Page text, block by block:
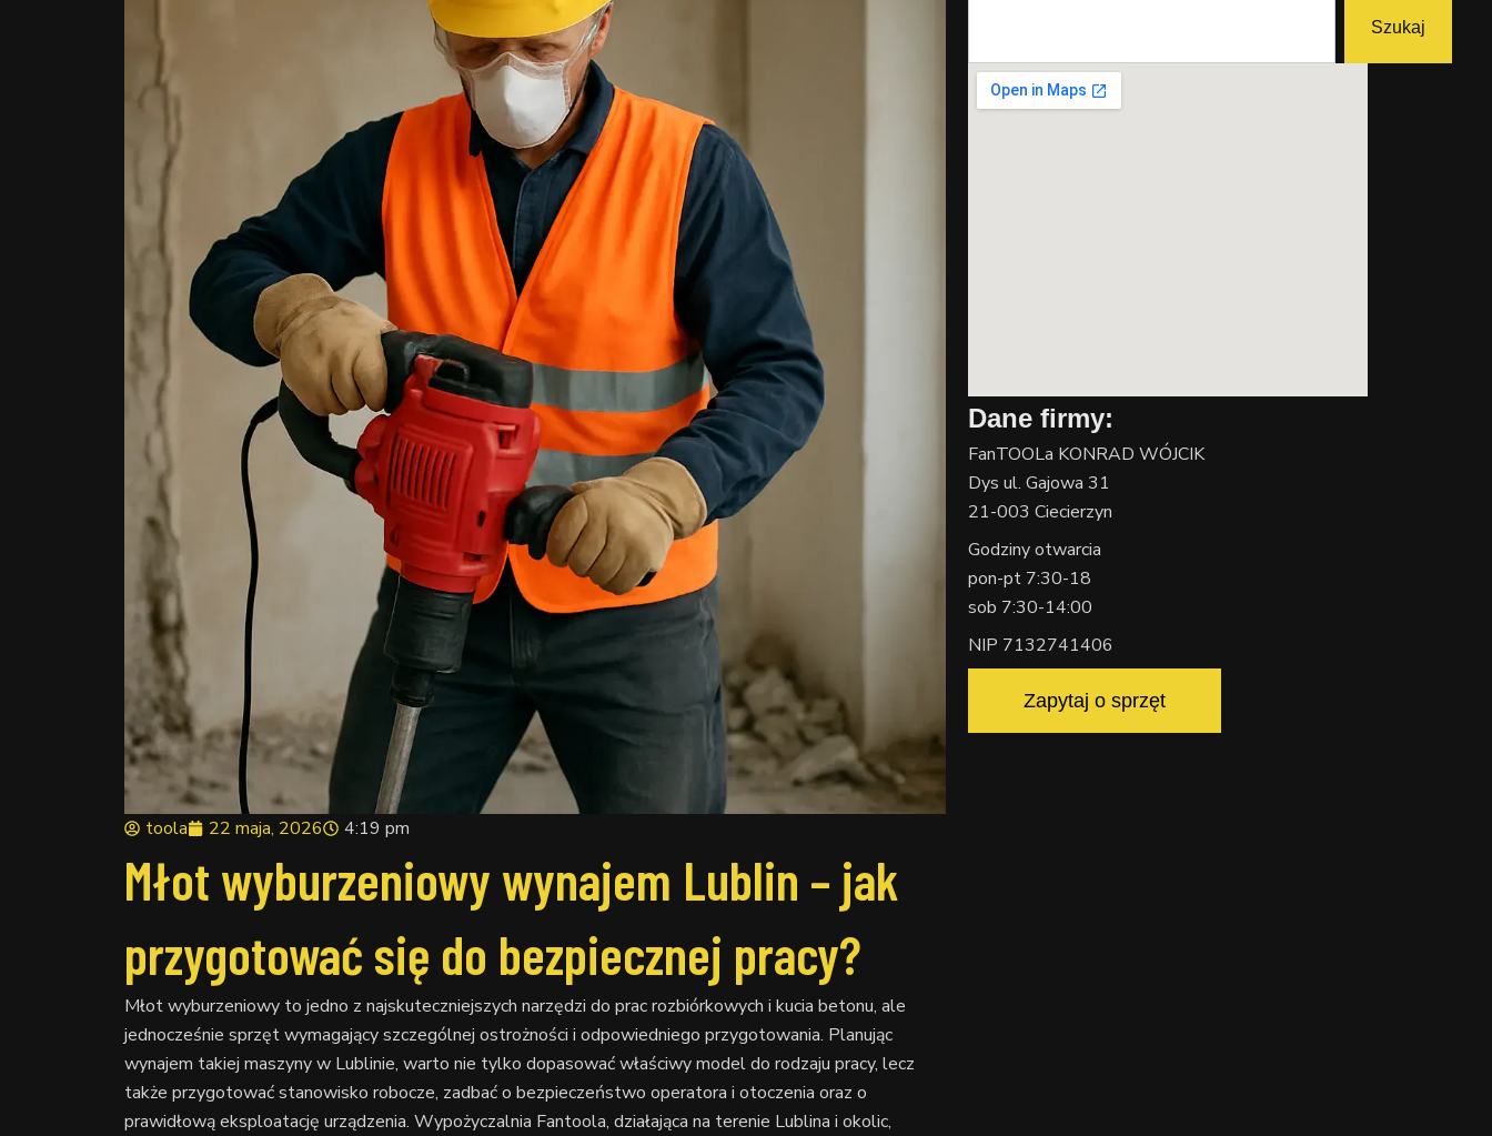
Szukaj
Dane firmy:
FanTOOLa KONRAD WÓJCIK
Dys ul. Gajowa 31
21-003 Ciecierzyn
Godziny otwarcia
pon-pt 7:30-18
sob 7:30-14:00
NIP 7132741406
Zapytaj o sprzęt
toola 22 maja, 2026 4:19 pm
Młot wyburzeniowy wynajem Lublin – jak
przygotować się do bezpiecznej pracy?
Młot wyburzeniowy to jedno z najskuteczniejszych narzędzi do prac rozbiórkowych i kucia betonu, ale
jednocześnie sprzęt wymagający szczególnej ostrożności i odpowiedniego przygotowania. Planując
wynajem takiej maszyny w Lublinie, warto nie tylko dopasować właściwy model do rodzaju pracy, lecz
także przygotować stanowisko robocze, zadbać o bezpieczeństwo operatora i otoczenia oraz o
prawidłową eksploatację urządzenia. Wypożyczalnia Fantoola, działająca na terenie Lublina i okolic,